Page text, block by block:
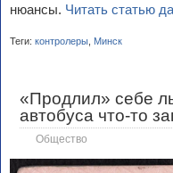
нюансы. Читать статью
Теги: контролеры Минск
«Продлил» себе
автобуса что-то
Общество